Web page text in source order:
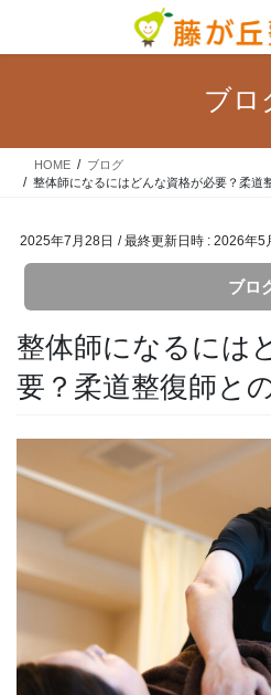
テ
ス
ゲ
ン
ブロ
HOME
ブログ
整体師になるにはどんな資格が必要？柔道
2025年7月28日 / 最終更新日時 : 2026年5
ブロ
整体師になるには
要？柔道整復師と